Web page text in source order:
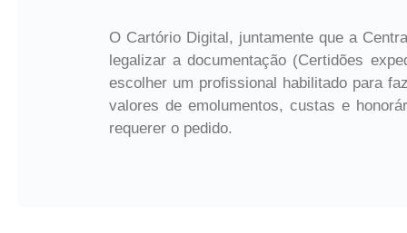
O Cartório Digital, juntamente que a
legalizar a documentação (Certidões
escolher um profissional habilitado para
valores de emolumentos, custas e
requerer o pedido.